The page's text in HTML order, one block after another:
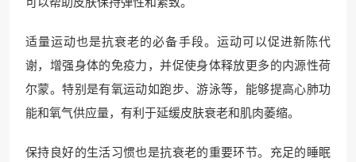
可以帮助皮肤保持弹性和紧致。
适量运动也是抗衰老的必备手段。运动可以促进新陈代
谢，增强身体的免疫力，并促使身体释放更多的内源性荷
尔蒙。特别是有氧运动如跑步、游泳等，能够提高心肺功
能和氧气供应量，有利于延缓皮肤衰老和肌肉萎缩。
保持良好的生活习惯也是抗衰老的重要环节。充足的睡眠